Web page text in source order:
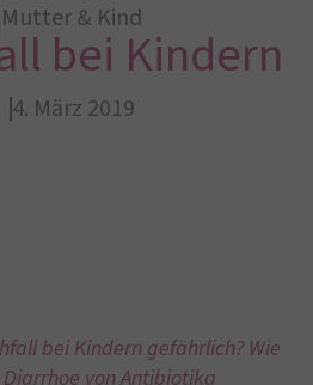
Mutter & Kind
bei Kindern
4. März 2019
bei Kindern gefährlich? Wie
von Antibiotika